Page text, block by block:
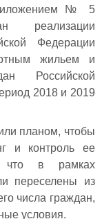
№ 5
реализации
Федерации
жильем и
Российской
2018 и 2019
планом, чтобы
и контроль ее
что в рамках
переселены из
числа граждан,
условия.